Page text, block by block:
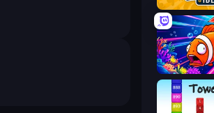
Ragdoll
Fish Catch